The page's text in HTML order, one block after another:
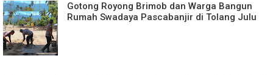
Gotong Royong Brimob dan Warga Bangun
Rumah Swadaya Pascabanjir di Tolang Julu